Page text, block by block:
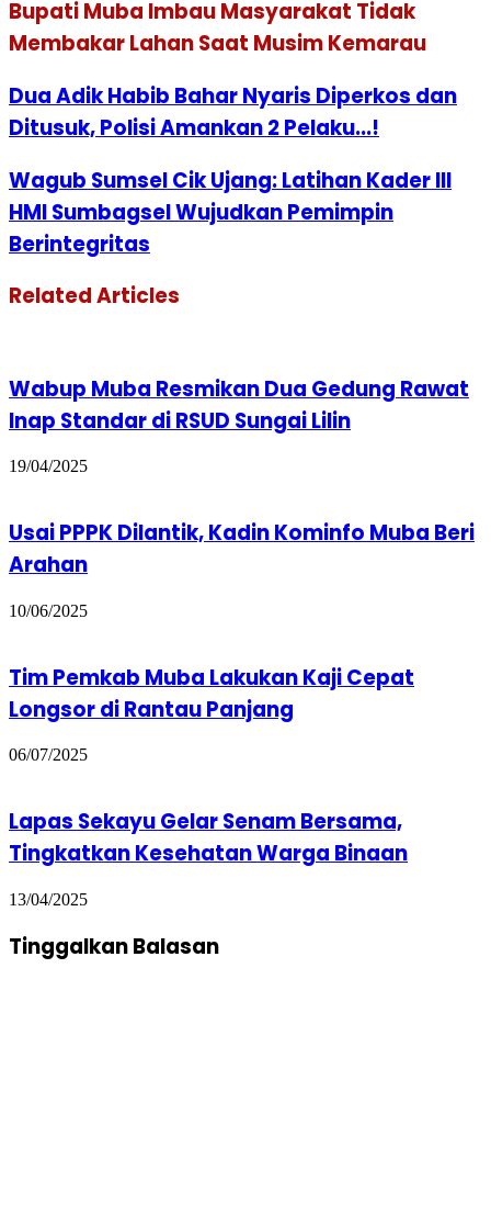
Bupati Muba Imbau Masyarakat Tidak
Membakar Lahan Saat Musim Kemarau
Dua Adik Habib Bahar Nyaris Diperkos dan
Ditusuk, Polisi Amankan 2 Pelaku...!
Wagub Sumsel Cik Ujang: Latihan Kader III
HMI Sumbagsel Wujudkan Pemimpin
Berintegritas
Related Articles
Wabup Muba Resmikan Dua Gedung Rawat
Inap Standar di RSUD Sungai Lilin
19/04/2025
Usai PPPK Dilantik, Kadin Kominfo Muba Beri
Arahan
10/06/2025
Tim Pemkab Muba Lakukan Kaji Cepat
Longsor di Rantau Panjang
06/07/2025
Lapas Sekayu Gelar Senam Bersama,
Tingkatkan Kesehatan Warga Binaan
13/04/2025
Tinggalkan Balasan